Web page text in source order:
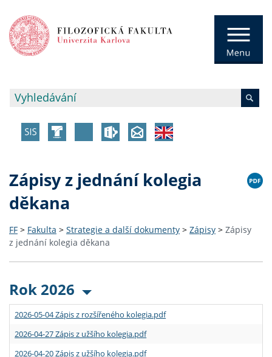
Zápisy z jednání kolegia
děkana
FF > Fakulta > Strategie a další dokumenty > Zápisy > Zápisy
z jednání kolegia děkana
Rok 2026
2026-05-04 Zápis z rozšířeného kolegia.pdf
2026-04-27 Zápis z užšího kolegia.pdf
2026-04-20 Zápis z užšího kolegia.pdf